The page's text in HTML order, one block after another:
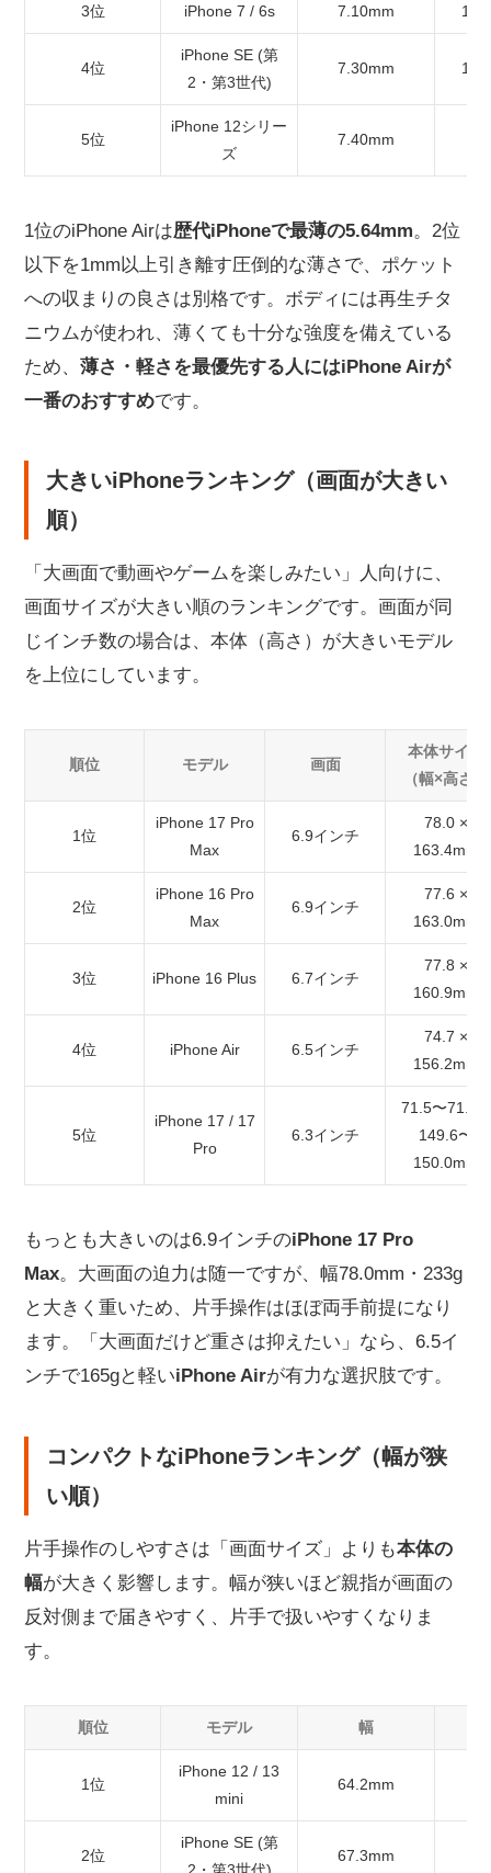
3位 iPhone 7 / 6s 7.10mm
4位
iPhone SE (第
2・第3世代)
7.30mm
5位
iPhone 12シリー
ズ
7.40mm
1位のiPhone Airは歴代iPhoneで最薄の5.64mm。2位
以下を1mm以上引き離す圧倒的な薄さで、ポケット
への収まりの良さは別格です。ボディには再生チタ
ニウムが使われ、薄くても十分な強度を備えている
ため、 薄さ・軽さを最優先する人にはiPhone Airが
一番のおすすめです。
大きいiPhoneランキング（画面が大きい
順）
「大画面で動画やゲームを楽しみたい」人向けに、
画面サイズが大きい順のランキングです。画面が同
じインチ数の場合は、本体（高さ）が大きいモデル
を上位にしています。
順位 モデル 画面
本体サイズ
（幅×高さ）
1位
iPhone 17 Pro
Max
6.9インチ
78.0 ×
163.4mm
2位
iPhone 16 Pro
Max
6.9インチ
77.6 ×
163.0mm
3位 iPhone 16 Plus 6.7インチ
77.8 ×
160.9mm
4位 iPhone Air 6.5インチ
74.7 ×
156.2mm
5位
iPhone 17 / 17
Pro
6.3インチ
71.5〜71.9 ×
149.6〜
150.0mm
もっとも大きいのは6.9インチのiPhone 17 Pro
Max。大画面の迫力は随一ですが、幅78.0mm・233g
と大きく重いため、片手操作はほぼ両手前提になり
ます。「大画面だけど重さは抑えたい」なら、6.5イ
ンチで165gと軽いiPhone Airが有力な選択肢です。
コンパクトなiPhoneランキング（幅が狭
い順）
片手操作のしやすさは「画面サイズ」よりも本体の
幅が大きく影響します。幅が狭いほど親指が画面の
反対側まで届きやすく、片手で扱いやすくなりま
す。
順位 モデル 幅
1位
iPhone 12 / 13
mini
64.2mm
2位
iPhone SE (第
67.3mm